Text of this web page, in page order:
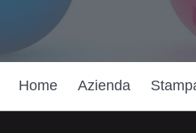
Home Azienda